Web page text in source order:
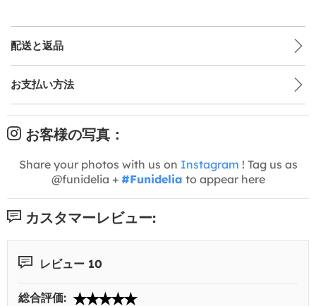
配送と返品
お支払い方法
お客様の写真：
Share your photos with us on Instagram ! Tag us as
@funidelia + #Funidelia to appear here
カスタマーレビュー:
レビュー 10
総合評価: